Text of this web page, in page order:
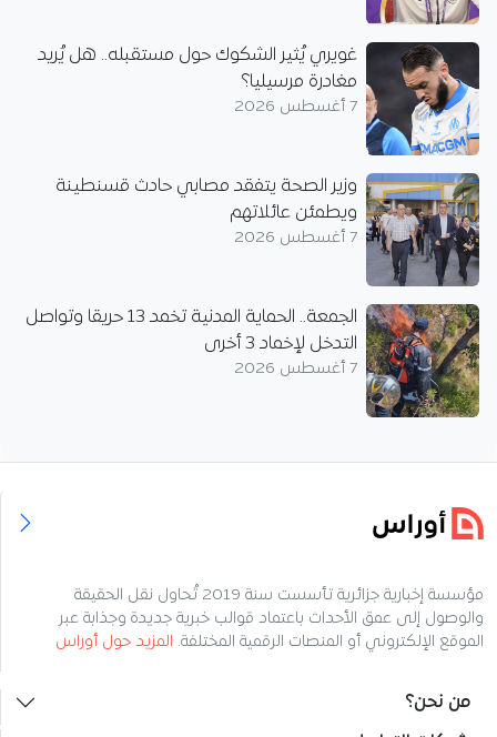
غويري يُثير الشكوك حول مستقبله.. هل يُريد
مغادرة مرسيليا؟
7 أغسطس 2026
وزير الصحة يتفقد مصابي حادث قسنطينة
ويطمئن عائلاتهم
7 أغسطس 2026
الجمعة.. الحماية المدنية تخمد 13 حريقا وتواصل
التدخل لإخماد 3 أخرى
7 أغسطس 2026
مؤسسة إخبارية جزائرية تأسست سنة 2019 تُحاول نقل الحقيقة
والوصول إلى عمق الأحداث باعتماد قوالب خبرية جديدة وجذابة عبر
الموقع الإلكتروني أو المنصات الرقمية المختلفة. المزيد حول أوراس
من نحن؟